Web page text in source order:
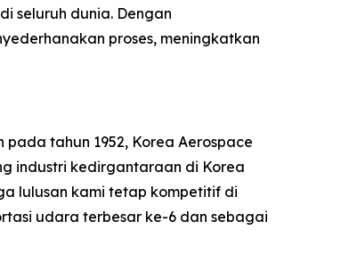
seluruh dunia. Dengan
proses, meningkatkan
tahun 1952, Korea Aerospace
industri kedirgantaraan di Korea
lulusan kami tetap kompetitif di
udara terbesar ke-6 dan sebagai